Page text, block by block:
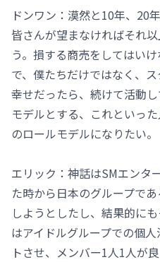
ドンワン：漠然と10年、20
皆さんが望まなければそれ
う。損する商売をしてはい
で、僕たちだけではなく、
幸せだったら、続けて活動
モデルとする、これといっ
のロールモデルになりたい。
エリック：神話はSMエンタ
た時から日本のグループで
しようとしたし、結果的に
はアイドルグループでの個
トさせ、メンバー1人1人が